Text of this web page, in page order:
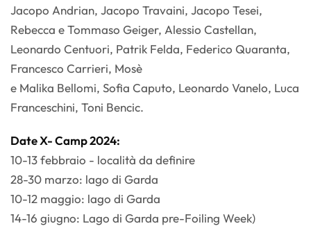
Jacopo Andrian, Jacopo Travaini, Jacopo Tesei,
Rebecca e Tommaso Geiger, Alessio Castellan,
Leonardo Centuori, Patrik Felda, Federico Quaranta,
Francesco Carrieri, Mosè
e Malika Bellomi, Sofia Caputo, Leonardo Vanelo, Luca
Franceschini, Toni Bencic.
Date X- Camp 2024:
10-13 febbraio - località da definire
28-30 marzo: lago di Garda
10-12 maggio: lago di Garda
14-16 giugno: Lago di Garda pre-Foiling Week)